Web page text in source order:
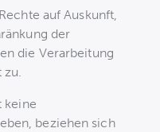
auf Auskunft,
der
die Verarbeitung
zu.
keine
beziehen sich